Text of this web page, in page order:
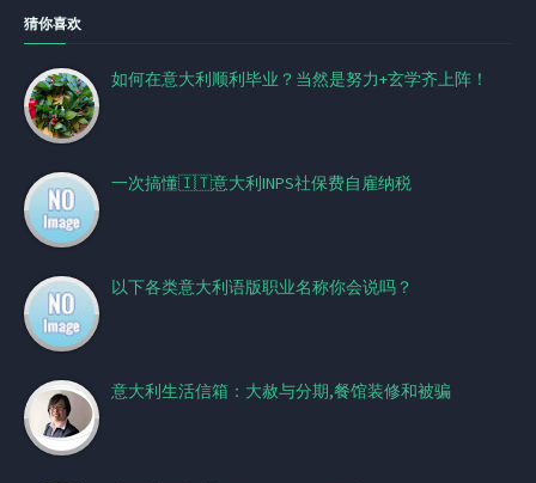
猜你喜欢
如何在意大利顺利毕业？当然是努力+玄学齐上阵！
一次搞懂🇮🇹意大利INPS社保费自雇纳税
以下各类意大利语版职业名称你会说吗？
意大利生活信箱：大赦与分期,餐馆装修和被骗